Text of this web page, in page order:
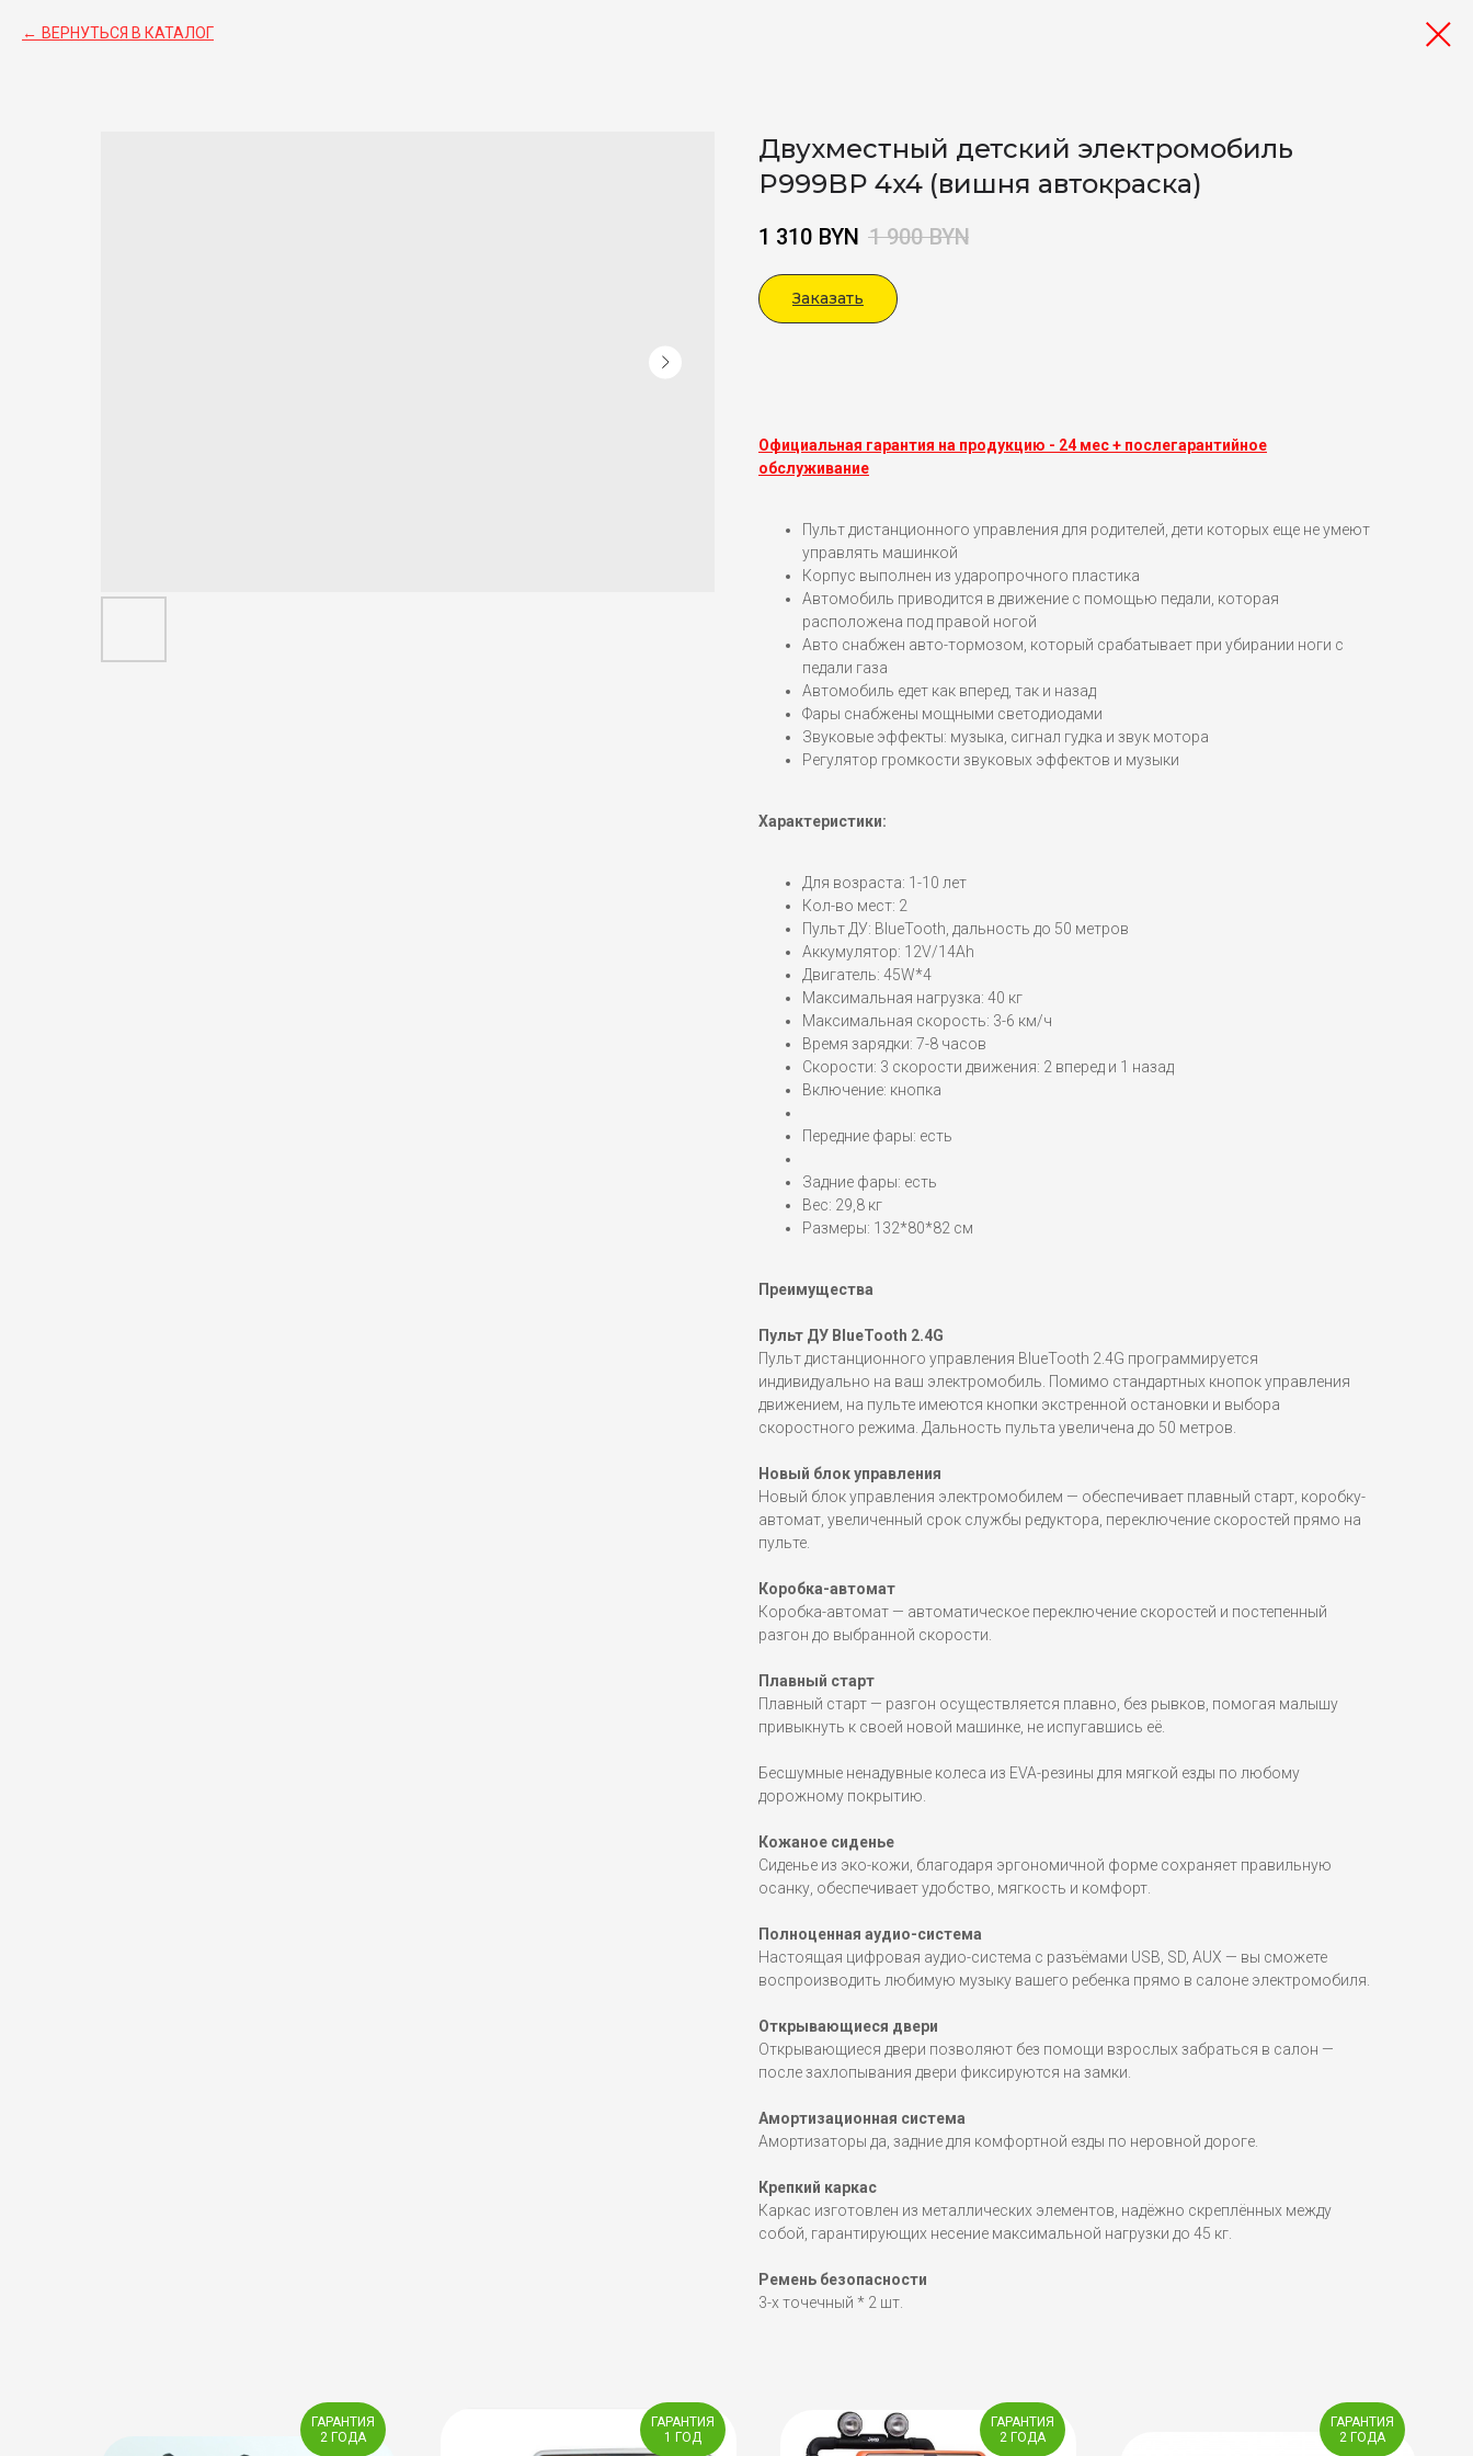
ВЕРНУТЬСЯ В КАТАЛОГ
Двухместный детский электромобиль
P999BP 4x4 (вишня автокраска)
1 310 BYN 1 900 BYN
Заказать
Официальная гарантия на продукцию - 24 мес + послегарантийное
обслуживание
Пульт дистанционного управления для родителей, дети которых еще не умеют
управлять машинкой
Корпус выполнен из ударопрочного пластика
Автомобиль приводится в движение с помощью педали, которая
расположена под правой ногой
Авто снабжен авто-тормозом, который срабатывает при убирании ноги с
педали газа
Автомобиль едет как вперед, так и назад
Фары снабжены мощными светодиодами
Звуковые эффекты: музыка, сигнал гудка и звук мотора
Регулятор громкости звуковых эффектов и музыки
Характеристики:
Для возраста: 1-10 лет
Кол-во мест: 2
Пульт ДУ: BlueTooth, дальность до 50 метров
Аккумулятор: 12V/14Ah
Двигатель: 45W*4
Максимальная нагрузка: 40 кг
Максимальная скорость: 3-6 км/ч
Время зарядки: 7-8 часов
Скорости: 3 скорости движения: 2 вперед и 1 назад
Включение: кнопка
Передние фары: есть
Задние фары: есть
Вес: 29,8 кг
Размеры: 132*80*82 см
Преимущества
Пульт ДУ BlueTooth 2.4G
Пульт дистанционного управления BlueTooth 2.4G программируется
индивидуально на ваш электромобиль. Помимо стандартных кнопок управления
движением, на пульте имеются кнопки экстренной остановки и выбора
скоростного режима. Дальность пульта увеличена до 50 метров.
Новый блок управления
Новый блок управления электромобилем — обеспечивает плавный старт, коробку-
автомат, увеличенный срок службы редуктора, переключение скоростей прямо на
пульте.
Коробка-автомат
Коробка-автомат — автоматическое переключение скоростей и постепенный
разгон до выбранной скорости.
Плавный старт
Плавный старт — разгон осуществляется плавно, без рывков, помогая малышу
привыкнуть к своей новой машинке, не испугавшись её.
Бесшумные ненадувные колеса из EVA-резины для мягкой езды по любому
дорожному покрытию.
Кожаное сиденье
Сиденье из эко-кожи, благодаря эргономичной форме сохраняет правильную
осанку, обеспечивает удобство, мягкость и комфорт.
Полноценная аудио-система
Настоящая цифровая аудио-система с разъёмами USB, SD, AUX — вы сможете
воспроизводить любимую музыку вашего ребенка прямо в салоне электромобиля.
Открывающиеся двери
Открывающиеся двери позволяют без помощи взрослых забраться в салон —
после захлопывания двери фиксируются на замки.
Амортизационная система
Амортизаторы да, задние для комфортной езды по неровной дороге.
Крепкий каркас
Каркас изготовлен из металлических элементов, надёжно скреплённых между
собой, гарантирующих несение максимальной нагрузки до 45 кг.
Ремень безопасности
3-х точечный * 2 шт.
ГАРАНТИЯ
2 ГОДА
ГАРАНТИЯ
1 ГОД
ГАРАНТИЯ
2 ГОДА
ГАРАНТИЯ
2 ГОДА